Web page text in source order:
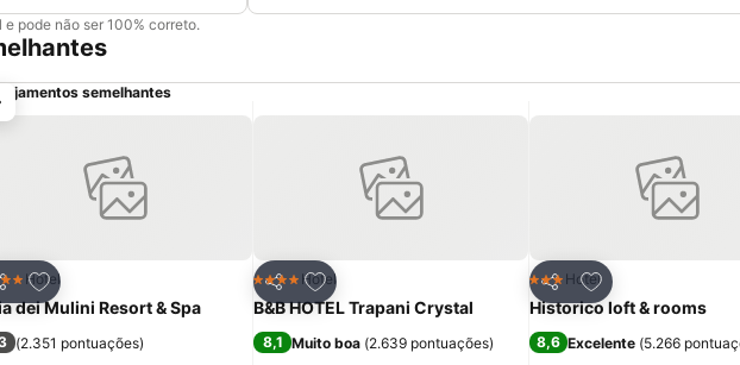
pode não ser 100% correto.
semelhantes
Adicionar aos favoritos
Hotel
dei Mulini Resort & Spa
(2.351 pontuações)
Partilhar
Adicionar aos favoritos
4 EstrelasHotel
B&B HOTEL Trapani Crystal
8,1 Muito boa (2.639 pontuações)
Partilhar
Adicionar aos
3 Estrelas
Hotel
Historico loft & rooms
8,6 Excelente (5.266